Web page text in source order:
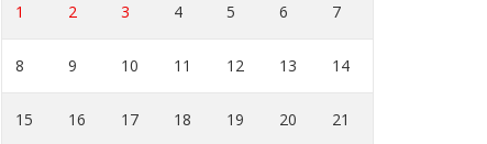
1 2 3 4 5 6 7
8 9 10 11 12 13 14
15 16 17 18 19 20 21